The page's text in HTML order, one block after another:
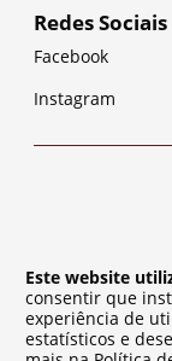
Redes Sociais
Facebook
Instagram
Este website
consentir que
experiência de
estatísticos e